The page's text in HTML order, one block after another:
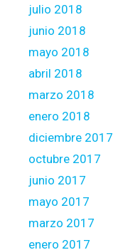
julio 2018
junio 2018
mayo 2018
abril 2018
marzo 2018
enero 2018
diciembre 2017
octubre 2017
junio 2017
mayo 2017
marzo 2017
enero 2017